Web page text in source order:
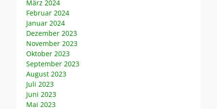
März 2024
Februar 2024
Januar 2024
Dezember 2023
November 2023
Oktober 2023
September 2023
August 2023
Juli 2023
Juni 2023
Mai 2023